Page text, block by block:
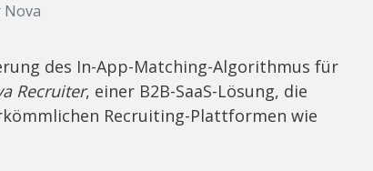
Nova
des In-App-Matching-Algorithmus für
Recruiter, einer B2B-SaaS-Lösung, die
Recruiting-Plattformen wie